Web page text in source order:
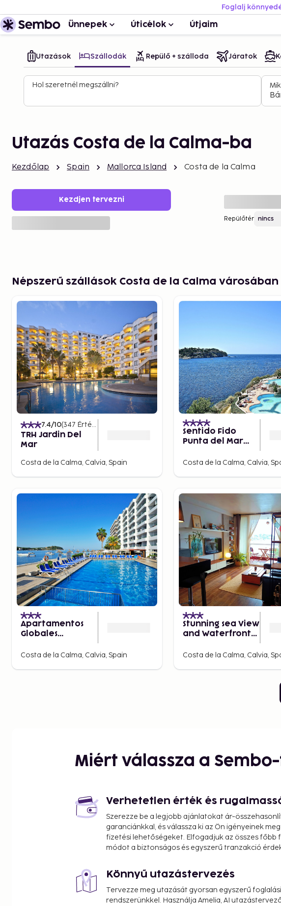
Foglalj
Ünnepek Úticélok Útjaim
Utazások Szállodák Repülő + szálloda Járatok
Hol szeretnél megszállni?
Utazás Costa de la Calma-ba
Kezdőlap Spain Mallorca Island Costa de la Calma
Kezdjen tervezni
Repülőtér
Népszerű szállások Costa de la Calma városában
7.4/10(347 Értékelések
TRH Jardin Del
Mar
Costa de la Calma, Calvia, Spain
Sentido Fido
Punta del Mar
Adults Only
Costa de la Calma, Calvia,
Apartamentos
Globales
Costa de la Calma, Calvia, Spain
Stunning sea View
and Waterfront
Costa de la Calma, Calvia,
Miért válassza a
Verhetetlen érték és
Szerezze be a legjobb ajánlatokat ár-
garanciánkkal, és válassza ki az Ön igényeinek
fizetési lehetőségeket. Elfogadjuk az összes főbb
módot a biztonságos és egyszerű tranzakció
Könnyű utazástervezés
Tervezze meg utazását gyorsan egyszerű foglalási
rendszerünkkel. Használja Amelia, AI